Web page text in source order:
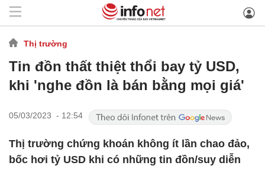
Thị trường
Tin đồn thất thiệt thổi bay tỷ USD,
khi 'nghe đồn là bán bằng mọi giá'
05/03/2023 - 12:54
Thị trường chứng khoán không ít lần chao đảo,
bốc hơi tỷ USD khi có những tin đồn/suy diễn